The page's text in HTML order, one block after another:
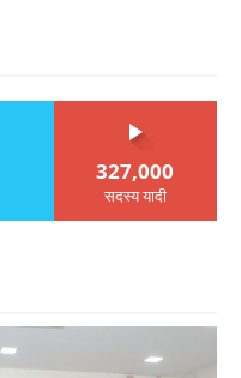
327,000
सदस्य यादी